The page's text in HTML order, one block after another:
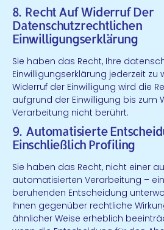
8. Recht Auf Widerruf Der
Datenschutzrechtlichen
Einwilligungserklärung
Sie haben das Recht, Ihre
Einwilligungserklärung jederzeit zu
Widerruf der Einwilligung wird die
aufgrund der Einwilligung bis zum
Verarbeitung nicht berührt.
9. Automatisierte
Einschließlich Profiling
Sie haben das Recht, nicht einer
automatisierten Verarbeitung –
beruhenden Entscheidung
Ihnen gegenüber rechtliche
ähnlicher Weise erheblich